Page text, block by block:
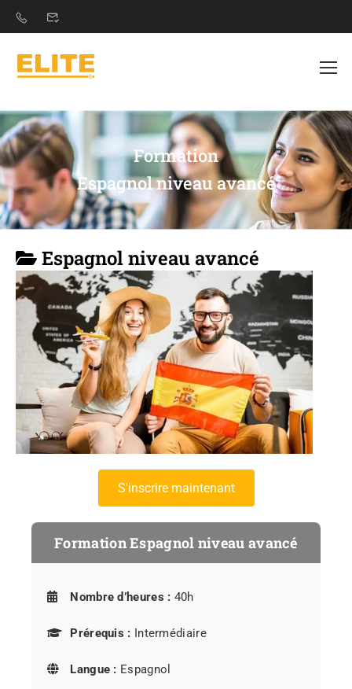
Formation
Espagnol niveau avancé
Espagnol niveau avancé
s'inscrire maintenant
Formation Espagnol niveau avancé
Nombre d’heures : 40h
Prérequis : Intermédiaire
Langue : Espagnol